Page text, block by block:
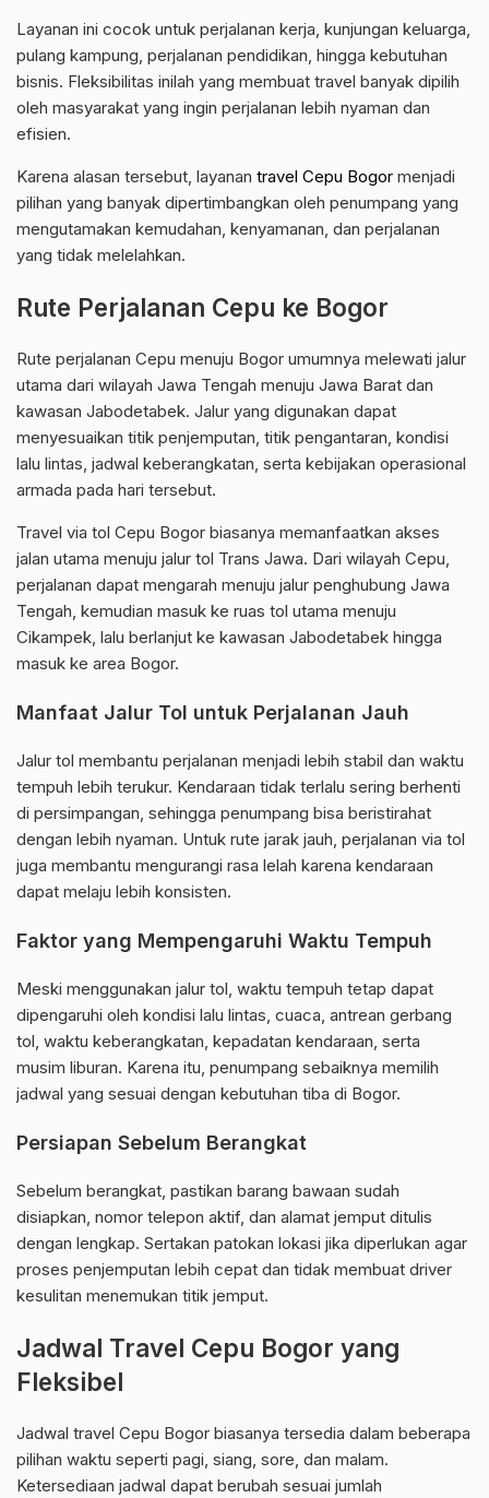
Layanan ini cocok untuk perjalanan kerja, kunjungan keluarga,
pulang kampung, perjalanan pendidikan, hingga kebutuhan
bisnis. Fleksibilitas inilah yang membuat travel banyak dipilih
oleh masyarakat yang ingin perjalanan lebih nyaman dan
efisien.
Karena alasan tersebut, layanan travel Cepu Bogor menjadi
pilihan yang banyak dipertimbangkan oleh penumpang yang
mengutamakan kemudahan, kenyamanan, dan perjalanan
yang tidak melelahkan.
Rute Perjalanan Cepu ke Bogor
Rute perjalanan Cepu menuju Bogor umumnya melewati jalur
utama dari wilayah Jawa Tengah menuju Jawa Barat dan
kawasan Jabodetabek. Jalur yang digunakan dapat
menyesuaikan titik penjemputan, titik pengantaran, kondisi
lalu lintas, jadwal keberangkatan, serta kebijakan operasional
armada pada hari tersebut.
Travel via tol Cepu Bogor biasanya memanfaatkan akses
jalan utama menuju jalur tol Trans Jawa. Dari wilayah Cepu,
perjalanan dapat mengarah menuju jalur penghubung Jawa
Tengah, kemudian masuk ke ruas tol utama menuju
Cikampek, lalu berlanjut ke kawasan Jabodetabek hingga
masuk ke area Bogor.
Manfaat Jalur Tol untuk Perjalanan Jauh
Jalur tol membantu perjalanan menjadi lebih stabil dan waktu
tempuh lebih terukur. Kendaraan tidak terlalu sering berhenti
di persimpangan, sehingga penumpang bisa beristirahat
dengan lebih nyaman. Untuk rute jarak jauh, perjalanan via tol
juga membantu mengurangi rasa lelah karena kendaraan
dapat melaju lebih konsisten.
Faktor yang Mempengaruhi Waktu Tempuh
Meski menggunakan jalur tol, waktu tempuh tetap dapat
dipengaruhi oleh kondisi lalu lintas, cuaca, antrean gerbang
tol, waktu keberangkatan, kepadatan kendaraan, serta
musim liburan. Karena itu, penumpang sebaiknya memilih
jadwal yang sesuai dengan kebutuhan tiba di Bogor.
Persiapan Sebelum Berangkat
Sebelum berangkat, pastikan barang bawaan sudah
disiapkan, nomor telepon aktif, dan alamat jemput ditulis
dengan lengkap. Sertakan patokan lokasi jika diperlukan agar
proses penjemputan lebih cepat dan tidak membuat driver
kesulitan menemukan titik jemput.
Jadwal Travel Cepu Bogor yang
Fleksibel
Jadwal travel Cepu Bogor biasanya tersedia dalam beberapa
pilihan waktu seperti pagi, siang, sore, dan malam.
Ketersediaan jadwal dapat berubah sesuai jumlah